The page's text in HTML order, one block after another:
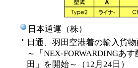
日本通運（株）
日通、羽田空港着の輸入貨
～「NEX-FORWARDINGあ
田」を開始～（12月24日）